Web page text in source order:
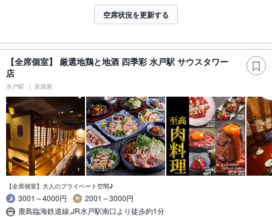
空席状況を更新する
【全席個室】 厳選地鶏と地酒 四季彩 水戸駅 サウスタワー
店
水戸駅 居酒屋
【全席個室】大人のプライベート空間♪
3001～4000円
2001～3000円
鹿島臨海鉄道線,JR水戸駅南口より徒歩約1分